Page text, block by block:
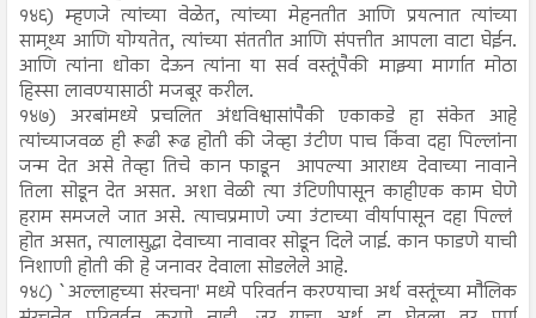
१४६) म्हणजे त्यांच्या वेळेत, त्यांच्या मेहनतीत आणि प्रयत्नात त्यांच्या
सामथ्र्य आणि योग्यतेत, त्यांच्या संततीत आणि संपत्तीत आपला वाटा घेईन.
आणि त्यांना धोका देऊन त्यांना या सर्व वस्तूंपैकी माझ्या मार्गात मोठा
हिस्सा लावण्यासाठी मजबूर करील.
१४७) अरबांमध्ये प्रचलित अंधविश्वासांपैकी एकाकडे हा संकेत आहे
त्यांच्याजवळ ही रूढी रूढ होती की जेव्हा उंटीण पाच किंवा दहा पिल्लांना
जन्म देत असे तेव्हा तिचे कान फाडून आपल्या आराध्य देवाच्या नावाने
तिला सोडून देत असत. अशा वेळी त्या उंटिणीपासून काहीएक काम घेणे
हराम समजले जात असे. त्याचप्रमाणे ज्या उंटाच्या वीर्यापासून दहा पिल्लं
होत असत, त्यालासुद्धा देवाच्या नावावर सोडून दिले जाई. कान फाडणे याची
निशाणी होती की हे जनावर देवाला सोडलेले आहे.
१४८) `अल्लाहच्या संरचना' मध्ये परिवर्तन करण्याचा अर्थ वस्तूंच्या मौलिक